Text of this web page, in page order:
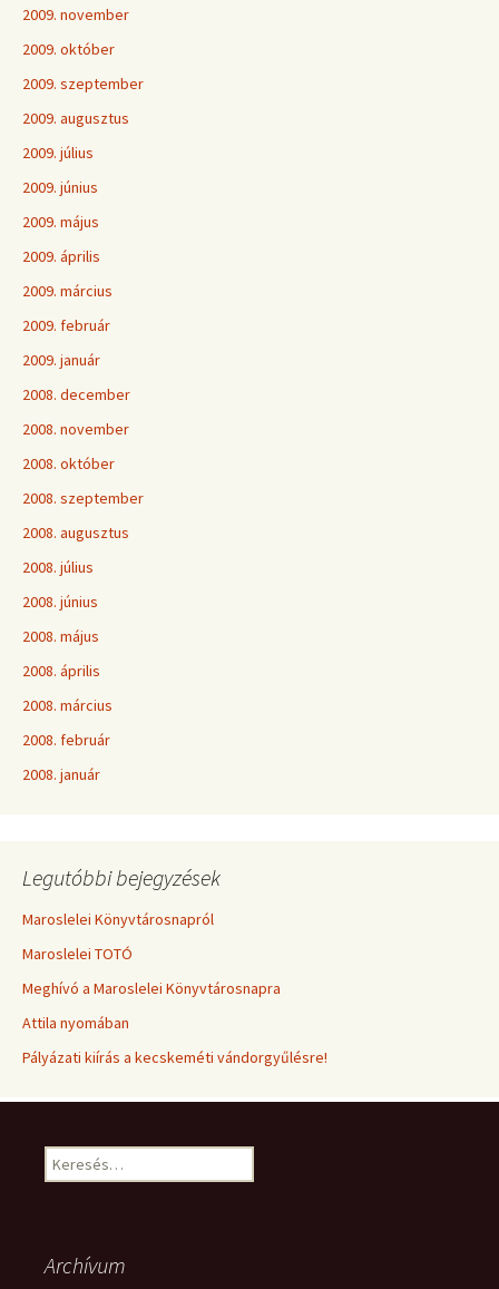
2009. november
2009. október
2009. szeptember
2009. augusztus
2009. július
2009. június
2009. május
2009. április
2009. március
2009. február
2009. január
2008. december
2008. november
2008. október
2008. szeptember
2008. augusztus
2008. július
2008. június
2008. május
2008. április
2008. március
2008. február
2008. január
Legutóbbi bejegyzések
Maroslelei Könyvtárosnapról
Maroslelei TOTÓ
Meghívó a Maroslelei Könyvtárosnapra
Attila nyomában
Pályázati kiírás a kecskeméti vándorgyűlésre!
Keresés:
Archívum